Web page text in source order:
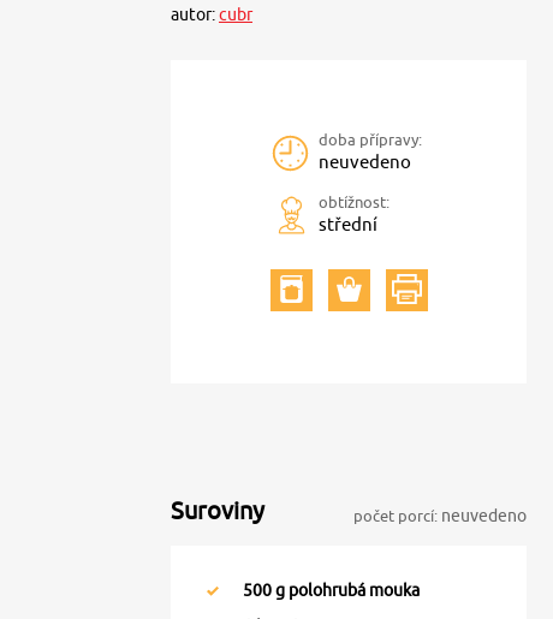
autor:cubr
doba přípravy:
neuvedeno
obtížnost:
střední
Suroviny počet porcí: neuvedeno
500g polohrubá mouka